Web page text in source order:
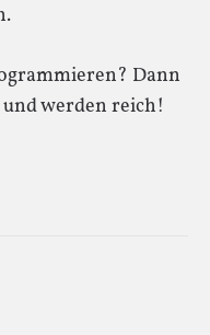
Dann
werden reich!